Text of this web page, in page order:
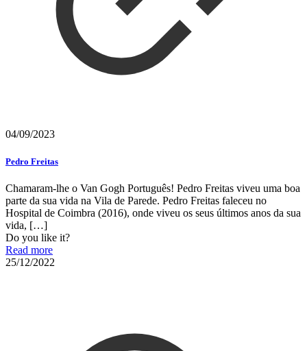
04/09/2023
Pedro Freitas
Chamaram-lhe o Van Gogh Português! Pedro Freitas viveu uma boa
parte da sua vida na Vila de Parede. Pedro Freitas faleceu no
Hospital de Coimbra (2016), onde viveu os seus últimos anos da sua
vida, […]
Do you like it?
Read more
25/12/2022